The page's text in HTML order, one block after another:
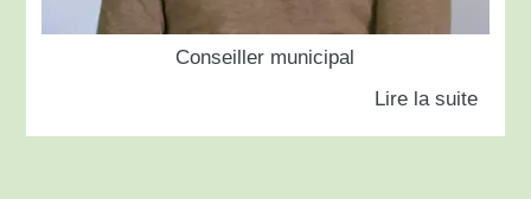
Conseiller municipal